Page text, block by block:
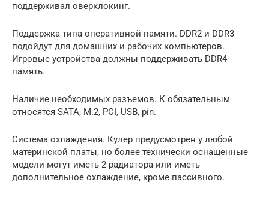
поддерживал оверклокинг.
Поддержка типа оперативной памяти. DDR2 и DDR3
подойдут для домашних и рабочих компьютеров.
Игровые устройства должны поддерживать DDR4-
память.
Наличие необходимых разъемов. К обязательным
относятся SATA, М.2, PCI, USB, pin.
Система охлаждения. Кулер предусмотрен у любой
материнской платы, но более технически оснащенные
модели могут иметь 2 радиатора или иметь
дополнительное охлаждение, кроме пассивного.